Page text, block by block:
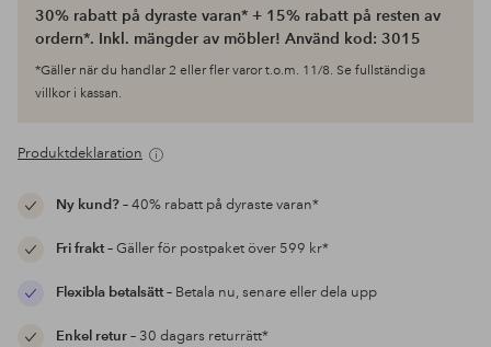
30% rabatt på dyraste varan* + 15% rabatt på resten av
ordern*. Inkl. mängder av möbler! Använd kod: 3015
*Gäller när du handlar 2 eller fler varor t.o.m. 11/8. Se fullständiga
villkor i kassan.
Produktdeklaration
Ny kund?– 40% rabatt på dyraste varan*
Fri frakt– Gäller för postpaket över 599 kr*
Flexibla betalsätt– Betala nu, senare eller dela upp
Enkel retur– 30 dagars returrätt*